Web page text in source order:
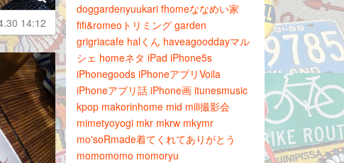
14:12
doggardenyuukari fhomeななめい家
fifi&romeoトリミング garden
grigriacafe halくん haveagooddayマル
シェ homeネタ iPad iPhone5s
iPhonegoods iPhoneアプリVoila
iPhoneアプリ話 iPhone画 itunesmusic
kpop makorinhome mid mili撮影会
mimetyoyogi mkr mkrw mkymr
mo'soRmade着てくれてありがとう
momomomo momoryu